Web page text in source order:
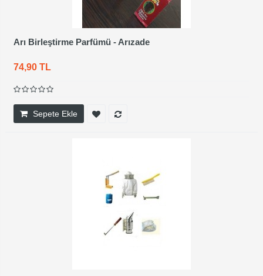
Arı Birleştirme Parfümü - Arızade
74,90 TL
Sepete Ekle